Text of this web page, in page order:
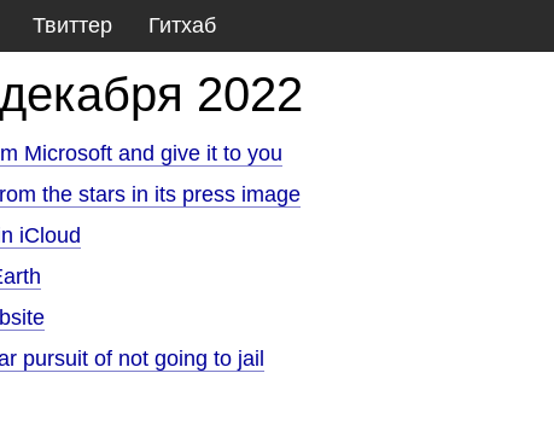
Твиттер Гитхаб
2022
Microsoft and give it to you
the stars in its press image
iCloud
pursuit of not going to jail